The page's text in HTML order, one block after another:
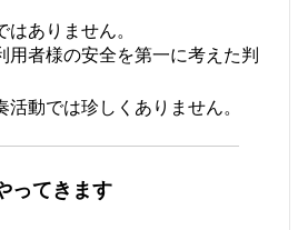
ありません。
用者様の安全を第一に考えた判
動では珍しくありません。
ってきます